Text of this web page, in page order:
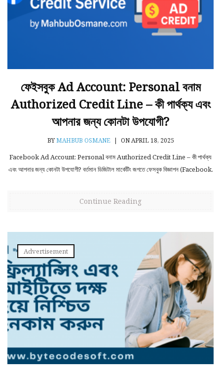
ফেইসবুক Ad Account: Personal বনাম
Authorized Credit Line – কী পার্থক্য এবং
আপনার জন্য কোনটা উপযোগী?
BYMAHBUB OSMANE | ON APRIL 18, 2025
Facebook Ad Account: Personal বনাম Authorized Credit Line – কী পার্থক্য
এবং আপনার জন্য কোনটা উপযোগী? বর্তমান ডিজিটাল মার্কেটিং জগতে ফেসবুক বিজ্ঞাপন (Facebook.
Continue Reading
Advertisement